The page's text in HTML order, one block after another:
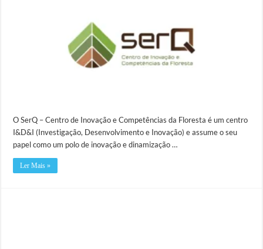
O SerQ – Centro de Inovação e Competências da Floresta é um centro
I&D&I (Investigação, Desenvolvimento e Inovação) e assume o seu
papel como um polo de inovação e dinamização …
Ler Mais »